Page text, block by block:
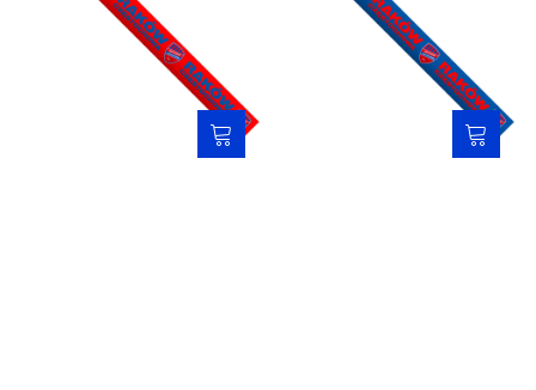
Opaska odblaskowa -
Opaska odblaskowa -